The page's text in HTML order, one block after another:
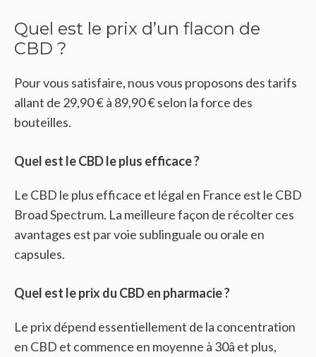
Quel est le prix d’un flacon de
CBD ?
Pour vous satisfaire, nous vous proposons des tarifs
allant de 29,90 € à 89,90 € selon la force des
bouteilles.
Quel est le CBD le plus efficace ?
Le CBD le plus efficace et légal en France est le CBD
Broad Spectrum. La meilleure façon de récolter ces
avantages est par voie sublinguale ou orale en
capsules.
Quel est le prix du CBD en pharmacie ?
Le prix dépend essentiellement de la concentration
en CBD et commence en moyenne à 30â et plus,